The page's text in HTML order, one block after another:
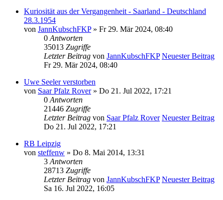
Kuriosität aus der Vergangenheit - Saarland - Deutschland
28.3.1954
von JannKubschFKP» Fr 29. Mär 2024, 08:40
0 Antworten
35013 Zugriffe
Letzter Beitrag von JannKubschFKP Neuester Beitrag
Fr 29. Mär 2024, 08:40
Uwe Seeler verstorben
von Saar Pfalz Rover» Do 21. Jul 2022, 17:21
0 Antworten
21446 Zugriffe
Letzter Beitrag von Saar Pfalz Rover Neuester Beitrag
Do 21. Jul 2022, 17:21
RB Leipzig
von steffenw » Do 8. Mai 2014, 13:31
3 Antworten
28713 Zugriffe
Letzter Beitrag von JannKubschFKP Neuester Beitrag
Sa 16. Jul 2022, 16:05